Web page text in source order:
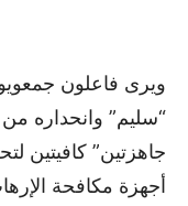
ويرى فاعلون
“سليم” وانحداره
جاهزتين” كافيتين
أجهزة مكافحة